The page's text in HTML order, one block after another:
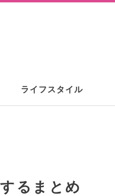
ライフスタイル
るまとめ